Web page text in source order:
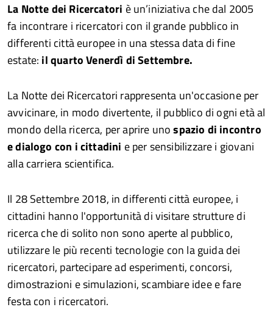
La Notte dei Ricercatori è un’iniziativa che dal 2005
fa incontrare i ricercatori con il grande pubblico in
differenti città europee in una stessa data di fine
estate: il quarto Venerdì di Settembre.
La Notte dei Ricercatori rappresenta un'occasione per
avvicinare, in modo divertente, il pubblico di ogni età al
mondo della ricerca, per aprire unospazio di incontro
e dialogo con i cittadini e per sensibilizzare i giovani
alla carriera scientifica.
Il 28 Settembre 2018, in differenti città europee, i
cittadini hanno l'opportunità di visitare strutture di
ricerca che di solito non sono aperte al pubblico,
utilizzare le più recenti tecnologie con la guida dei
ricercatori, partecipare ad esperimenti, concorsi,
dimostrazioni e simulazioni, scambiare idee e fare
festa con i ricercatori.